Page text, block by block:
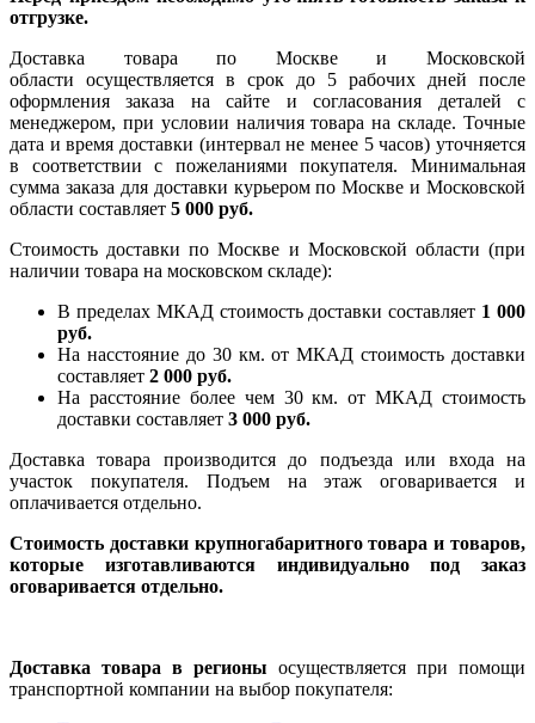
отгрузке.
Доставка товара по Москве и Московской
области осуществляется в срок до 5 рабочих дней после
оформления заказа на сайте и согласования деталей с
менеджером, при условии наличия товара на складе. Точные
дата и время доставки (интервал не менее 5 часов) уточняется
в соответствии с пожеланиями покупателя. Минимальная
сумма заказа для доставки курьером по Москве и Московской
области составляет 5 000 руб.
Стоимость доставки по Москве и Московской области (при
наличии товара на московском складе):
В пределах МКАД стоимость доставки составляет 1 000
руб.
На насcтояние до 30 км. от МКАД стоимость доставки
составляет 2 000 руб.
На расстояние более чем 30 км. от МКАД стоимость
доставки составляет 3 000 руб.
Доставка товара производится до подъезда или входа на
участок покупателя. Подъем на этаж оговаривается и
оплачивается отдельно.
Стоимость доставки крупногабаритного товара и товаров,
которые изготавливаются индивидуально под заказ
оговаривается отдельно.
Доставка товара в регионы осуществляется при помощи
транспортной компании на выбор покупателя: